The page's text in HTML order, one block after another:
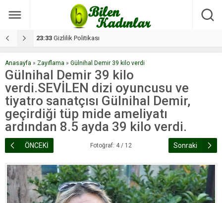
17:08 Dilan, düğününe 5 gün kala hayatını kaybetti
Anasayfa » Zayıflama » Gülnihal Demir 39 kilo verdi
Gülnihal Demir 39 kilo
verdi.SEVİLEN dizi oyuncusu ve
tiyatro sanatçısı Gülnihal Demir,
geçirdiği tüp mide ameliyatı
ardından 8.5 ayda 39 kilo verdi.
ÖNCEKİ Fotoğraf: 4 / 12 Sonraki